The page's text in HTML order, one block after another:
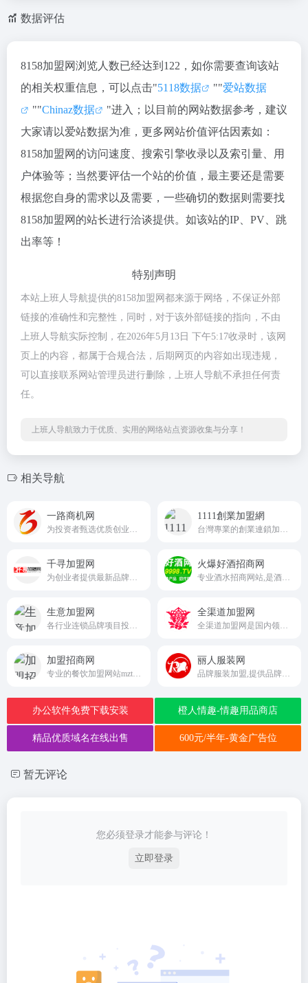
数据评估
8158加盟网浏览人数已经达到122，如你需要查询该站
的相关权重信息，可以点击"5118数据 ""爱站数据
""Chinaz数据
"进入；以目前的网站数据参考，建议
大家请以爱站数据为准，更多网站价值评估因素如：
8158加盟网的访问速度、搜索引擎收录以及索引量、用
户体验等；当然要评估一个站的价值，最主要还是需要
根据您自身的需求以及需要，一些确切的数据则需要找
8158加盟网的站长进行洽谈提供。如该站的IP、PV、跳
出率等！
特别声明
本站上班人导航提供的8158加盟网都来源于网络，不保证外部
链接的准确性和完整性，同时，对于该外部链接的指向，不由
上班人导航实际控制，在2026年5月13日 下午5:17收录时，该网
页上的内容，都属于合规合法，后期网页的内容如出现违规，
可以直接联系网站管理员进行删除，上班人导航不承担任何责
任。
上班人导航致力于优质、实用的网络站点资源收集与分享！
相关导航
一路商机网 1111創業加盟網
千寻加盟网 火爆好酒招商网
生意加盟网 全渠道加盟网
加盟招商网 丽人服装网
办公软件免费下载安装 橙人情趣-情趣用品商店
精品优质域名在线出售 600元/半年-黄金广告位
暂无评论
您必须登录才能参与评论！
立即登录